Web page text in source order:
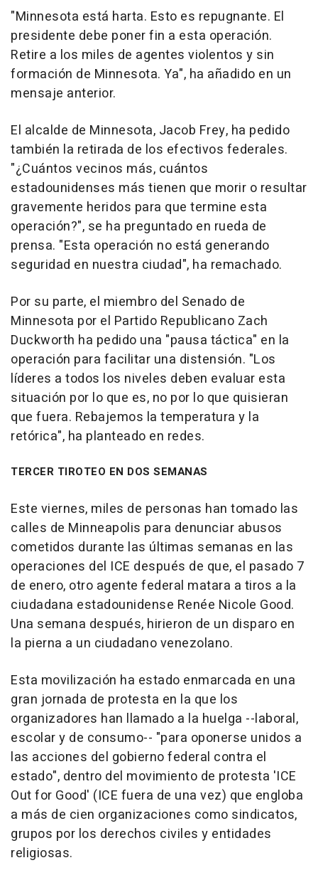
"Minnesota está harta. Esto es repugnante. El
presidente debe poner fin a esta operación.
Retire a los miles de agentes violentos y sin
formación de Minnesota. Ya", ha añadido en un
mensaje anterior.
El alcalde de Minnesota, Jacob Frey, ha pedido
también la retirada de los efectivos federales.
"¿Cuántos vecinos más, cuántos
estadounidenses más tienen que morir o resultar
gravemente heridos para que termine esta
operación?", se ha preguntado en rueda de
prensa. "Esta operación no está generando
seguridad en nuestra ciudad", ha remachado.
Por su parte, el miembro del Senado de
Minnesota por el Partido Republicano Zach
Duckworth ha pedido una "pausa táctica" en la
operación para facilitar una distensión. "Los
líderes a todos los niveles deben evaluar esta
situación por lo que es, no por lo que quisieran
que fuera. Rebajemos la temperatura y la
retórica", ha planteado en redes.
TERCER TIROTEO EN DOS SEMANAS
Este viernes, miles de personas han tomado las
calles de Minneapolis para denunciar abusos
cometidos durante las últimas semanas en las
operaciones del ICE después de que, el pasado 7
de enero, otro agente federal matara a tiros a la
ciudadana estadounidense Renée Nicole Good.
Una semana después, hirieron de un disparo en
la pierna a un ciudadano venezolano.
Esta movilización ha estado enmarcada en una
gran jornada de protesta en la que los
organizadores han llamado a la huelga --laboral,
escolar y de consumo-- "para oponerse unidos a
las acciones del gobierno federal contra el
estado", dentro del movimiento de protesta 'ICE
Out for Good' (ICE fuera de una vez) que engloba
a más de cien organizaciones como sindicatos,
grupos por los derechos civiles y entidades
religiosas.